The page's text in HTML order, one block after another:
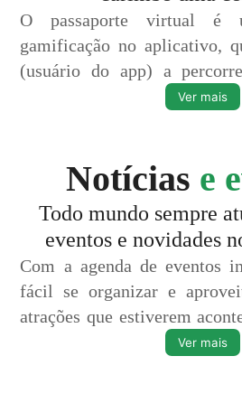
O passaporte virtual é
gamificação no aplicativo,
(usuário do app) a
gerando mais fluxo
(turistas).
Ver mais
Notícias e
Todo mundo sempre
eventos e novidades
Com a agenda de eventos
fácil se organizar e
atrações que estiverem
além de ser uma excelente
Ver mais